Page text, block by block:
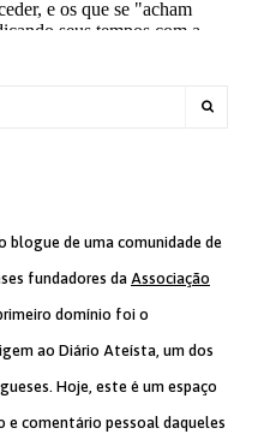
blogue de uma comunidade de
fundadores da Associação
domínio foi o
ao Diário Ateísta, um dos
Hoje, este é um espaço
e comentário pessoal daqueles